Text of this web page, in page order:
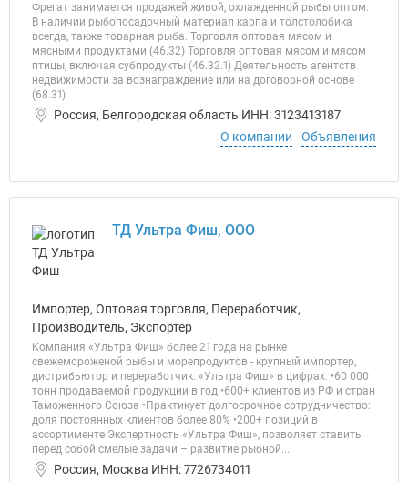
Фрегат занимается продажей живой, охлажденной рыбы оптом.
В наличии рыбопосадочный материал карпа и толстолобика
всегда, также товарная рыба. Торговля оптовая мясом и
мясными продуктами (46.32) Торговля оптовая мясом и мясом
птицы, включая субпродукты (46.32.1) Деятельность агентств
недвижимости за вознаграждение или на договорной основе
(68.31)
Россия, Белгородская область ИНН: 3123413187
О компании
Объявления
ТД Ультра Фиш, ООО
Импортер, Оптовая торговля, Переработчик,
Производитель, Экспортер
Компания «Ультра Фиш» более 21 года на рынке
свежемороженой рыбы и морепродуктов - крупный импортер,
дистрибьютор и переработчик. «Ультра Фиш» в цифрах: •60 000
тонн продаваемой продукции в год •600+ клиентов из РФ и стран
Таможенного Союза •Практикует долгосрочное сотрудничество:
доля постоянных клиентов более 80% •200+ позиций в
ассортименте Экспертность «Ультра Фиш», позволяет ставить
перед собой смелые задачи – развитие рыбной...
Россия, Москва ИНН: 7726734011